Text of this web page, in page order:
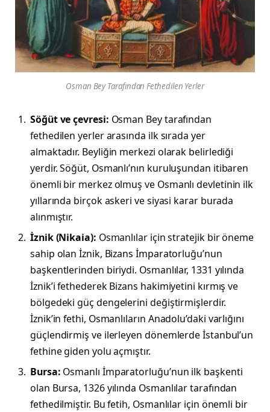
Osman Bey Tarafından Fethedilen Yerler
Söğüt ve çevresi: Osman Bey tarafından
fethedilen yerler arasında ilk sırada yer
almaktadır. Beyliğin merkezi olarak belirlediği
yerdir. Söğüt, Osmanlı’nın kuruluşundan itibaren
önemli bir merkez olmuş ve Osmanlı devletinin ilk
yıllarında birçok askeri ve siyasi karar burada
alınmıştır.
İznik (Nikaia): Osmanlılar için stratejik bir öneme
sahip olan İznik, Bizans İmparatorluğu’nun
başkentlerinden biriydi. Osmanlılar, 1331 yılında
İznik’i fethederek Bizans hakimiyetini kırmış ve
bölgedeki güç dengelerini değiştirmişlerdir.
İznik’in fethi, Osmanlıların Anadolu’daki varlığını
güçlendirmiş ve ilerleyen dönemlerde İstanbul’un
fethine giden yolu açmıştır.
Bursa: Osmanlı İmparatorluğu’nun ilk başkenti
olan Bursa, 1326 yılında Osmanlılar tarafından
fethedilmiştir. Bu fetih, Osmanlılar için önemli bir